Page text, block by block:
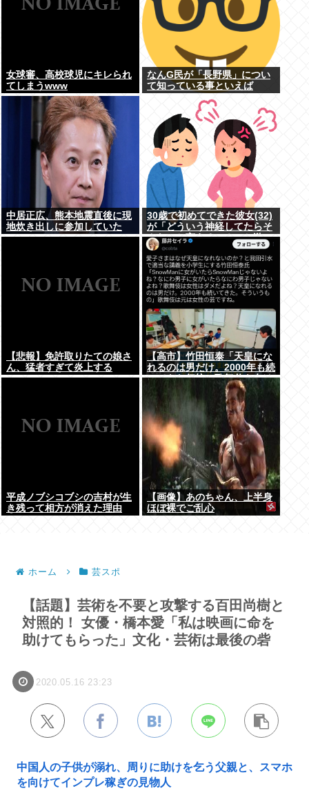
女球審、高校球児にキレられ
てしまうwww
なんG民が「長野県」につい
て知っている事といえば
中居正広、熊本地震直後に現
地炊き出しに参加していた
30歳で初めてできた彼女(32)
が「どういう神経してたらそ
んなこと言えるの？」と激
怒、その理由がｗｗｗ
【悲報】免許取りたての娘さ
ん、猛者すぎて炎上する
www
【高市】竹田恒泰「天皇にな
れるのは男だけ。2000年も続
いてきた伝統。歌舞伎も女は
駄目だよね？」
平成ノブシコブシの吉村が生
き残って相方が消えた理由
【画像】あのちゃん、上半身
ほぼ裸でご乱心
ホーム 芸スポ
【話題】芸術を不要と攻撃する百田尚樹と
対照的！ 女優・橋本愛「私は映画に命を
助けてもらった」文化・芸術は最後の砦
2020.05.16 23:23
中国人の子供が溺れ、周りに助けを乞う父親と、スマホ
を向けてインプレ稼ぎの見物人